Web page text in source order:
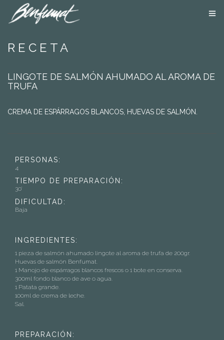
PRODUCTOS
BLOG
CONTACTA
RECETA
LINGOTE DE SALMÓN AHUMADO AL AROMA DE
TRUFA
CREMA DE ESPÁRRAGOS BLANCOS, HUEVAS DE SALMÓN.
PERSONAS:
4
TIEMPO DE PREPARACIÓN:
30’
DIFICULTAD:
Baja
INGREDIENTES:
1 pieza de salmón ahumado lingote al aroma de trufa de 200gr.
Huevas de salmón Benfumat.
1 Manojo de espárragos blancos frescos o 1 bote en conserva.
300ml fondo blanco de ave o agua.
1 Patata grande.
100ml de crema de leche.
Sal.
PREPARACIÓN: